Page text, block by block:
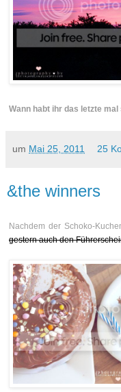
Wann habt ihr das letzte
um Mai 25, 2011 25
&the winners
Nachdem der Schoko-
gestern auch den